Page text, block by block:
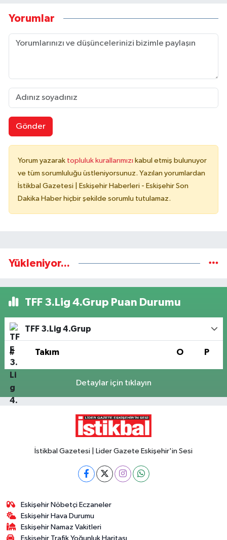
Yorumlar
Gönder
Yorum yazarak topluluk kurallarımızı kabul etmiş bulunuyor
ve tüm sorumluluğu üstleniyorsunuz. Yazılan yorumlardan
İstikbal Gazetesi | Eskişehir Haberleri - Eskişehir Son
Dakika Haber hiçbir şekilde sorumlu tutulamaz.
Yükleniyor...
TFF 3.Lig 4.Grup Puan Durumu
TFF 3.Lig 4.Grup
# Takım O P
Detaylar için tıklayın
İstikbal Gazetesi | Lider Gazete Eskişehir'in Sesi
Eskişehir Nöbetçi Eczaneler
Eskişehir Hava Durumu
Eskişehir Namaz Vakitleri
Eskişehir Trafik Yoğunluk Haritası